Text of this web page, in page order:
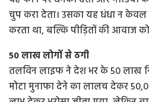
चुप करा देता। उसका यह धंधा न केवल
करता था, बल्कि पीड़ितों की आवाज
50 लाख लोगों से ठगी
तलविन लाइफ ने देश भर के 50 लाख
मोटा मुनाफा देने का लालच देकर